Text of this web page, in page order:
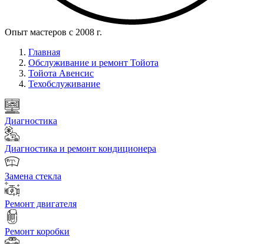
Опыт мастеров с 2008 г.
Главная
Обслуживание и ремонт Тойота
Тойота Авенсис
Техобслуживание
Диагностика
Диагностика и ремонт кондиционера
Замена стекла
Ремонт двигателя
Ремонт коробки